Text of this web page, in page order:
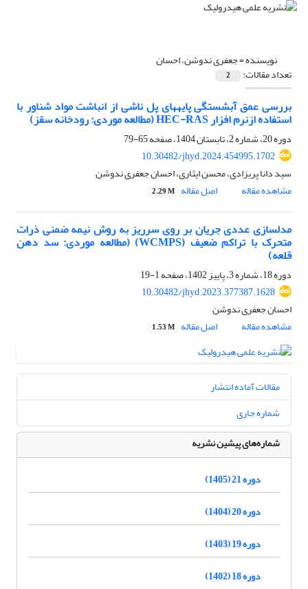
نویسنده =جعفری ندوشن، احسان
تعداد مقالات: 2
بررسی عمق آبشستگی پایه‏های پل ناشی از انباشت مواد شناور با
استفاده ازنرم افزار HEC-RAS (مطالعه موردی: رودخانه سقز)
دوره 20، شماره 2، تابستان 1404، صفحه
65-79
10.30482/jhyd.2024.454995.1702
سید دانا پریزادی، محسن ایثاری، احسان جعفری ندوشن
مشاهده مقاله
اصل مقاله 2.29 M
مدلسازی عددی جریان بر روی سرریز به روش نیمه ضمنی ذرات
متحرک با تراکم ضعیف (WCMPS) (مطالعه موردی: سد دهن
قلعه)
دوره 18، شماره 3، پاییز 1402، صفحه
1-19
10.30482/jhyd.2023.377387.1628
احسان جعفری ندوشن
مشاهده مقاله
اصل مقاله 1.53 M
مقالات آماده انتشار
شماره جاری
شماره‌های پیشین نشریه
دوره 21 (1405)
دوره 20 (1404)
دوره 19 (1403)
دوره 18 (1402)